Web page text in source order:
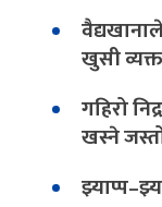
खुसी
गहिरो
खस्ने